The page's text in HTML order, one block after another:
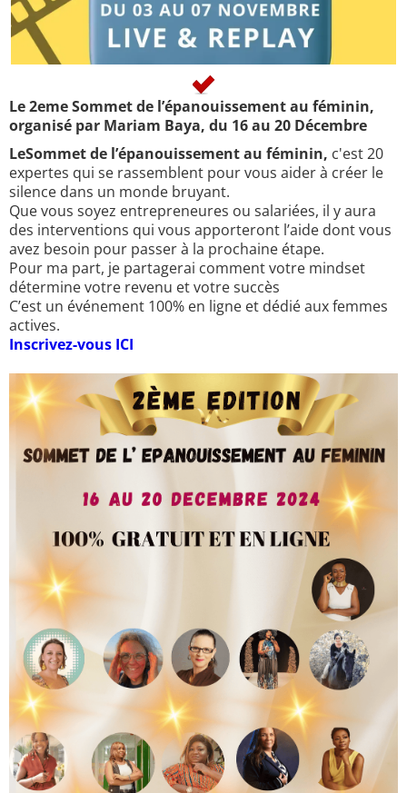
Le 2eme Sommet de l’épanouissement au féminin,
organisé par Mariam Baya, du 16 au 20 Décembre
LeSommet de l’épanouissement au féminin, c'est 20
expertes qui se rassemblent pour vous aider à créer le
silence dans un monde bruyant.
Que vous soyez entrepreneures ou salariées, il y aura
des interventions qui vous apporteront l’aide dont vous
avez besoin pour passer à la prochaine étape.
Pour ma part, je partagerai comment votre mindset
détermine votre revenu et votre succès
C’est un événement 100% en ligne et dédié aux femmes
actives.
Inscrivez-vous ICI